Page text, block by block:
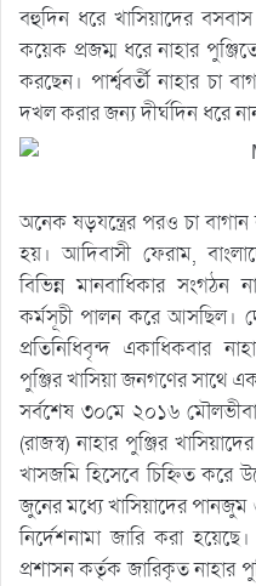
বহুদিন ধরে খাসিয়াদের
কয়েক প্রজম্ম ধরে নাহার
করছেন। পার্শ্ববর্তী নাহার চা
দখল করার জন্য দীর্ঘদিন ধরে
অনেক ষড়যন্ত্রের পরও চা
হয়। আদিবাসী ফেরাম,
বিভিন্ন মানবাধিকার সংগঠন
কর্মসূচী পালন করে আসছিল।
প্রতিনিধিবৃন্দ একাধিকবার
পুঞ্জির খাসিয়া জনগণের সাথে
সর্বশেষ ৩০মে ২০১৬
(রাজস্ব) নাহার পুঞ্জির
খাসজমি হিসেবে চিহ্নিত করে
জুনের মধ্যে খাসিয়াদের
নির্দেশনামা জারি করা
প্রশাসন কর্তৃক জারিকৃত নাহার